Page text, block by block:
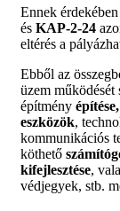
Ennek
és KAP-2-24
eltérés a
Ebből az
üzem
építmény
eszközök,
kommunikációs
köthető
kifejlesztése,
védjegyek, stb.